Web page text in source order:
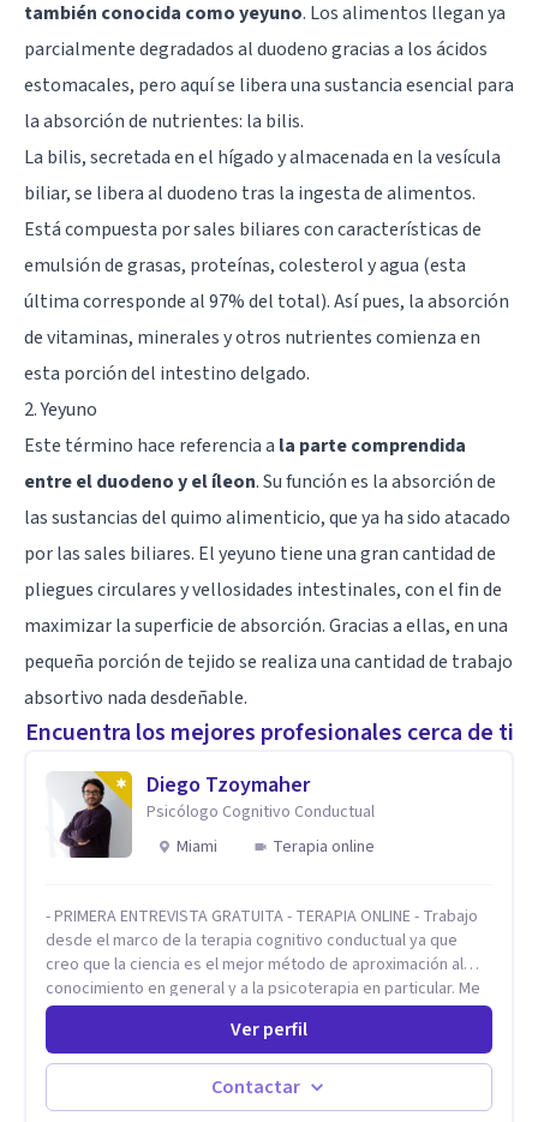
también conocida como yeyuno. Los alimentos llegan ya
parcialmente degradados al duodeno gracias a los ácidos
estomacales, pero aquí se libera una sustancia esencial para
la absorción de nutrientes: la bilis.
La bilis, secretada en el hígado y almacenada en la vesícula
biliar, se libera al duodeno tras la ingesta de alimentos.
Está compuesta por sales biliares con características de
emulsión de grasas, proteínas, colesterol y agua (esta
última corresponde al 97% del total). Así pues, la absorción
de vitaminas, minerales y otros nutrientes comienza en
esta porción del intestino delgado.
2. Yeyuno
Este término hace referencia a la parte comprendida
entre el duodeno y el íleon. Su función es la absorción de
las sustancias del quimo alimenticio, que ya ha sido atacado
por las sales biliares. El yeyuno tiene una gran cantidad de
pliegues circulares y vellosidades intestinales, con el fin de
maximizar la superficie de absorción. Gracias a ellas, en una
pequeña porción de tejido se realiza una cantidad de trabajo
absortivo nada desdeñable.
Encuentra los mejores profesionales cerca de ti
Diego Tzoymaher
Psicólogo Cognitivo Conductual
Miami
Terapia online
- PRIMERA ENTREVISTA GRATUITA - TERAPIA ONLINE - Trabajo
desde el marco de la terapia cognitivo conductual ya que
creo que la ciencia es el mejor método de aproximación al
conocimiento en general y a la psicoterapia en particular. Me
interesan los procesos de cambio conductual por los que una
persona pueda alcanzar sus objetivos, transitando,
aceptando y modificando sus patrones cognitivos y
emocionales. Abordo patologías específicas como trastornos
de ansiedad y del ánimo, y también crisis vitales y procesos
Ver perfil
Contactar